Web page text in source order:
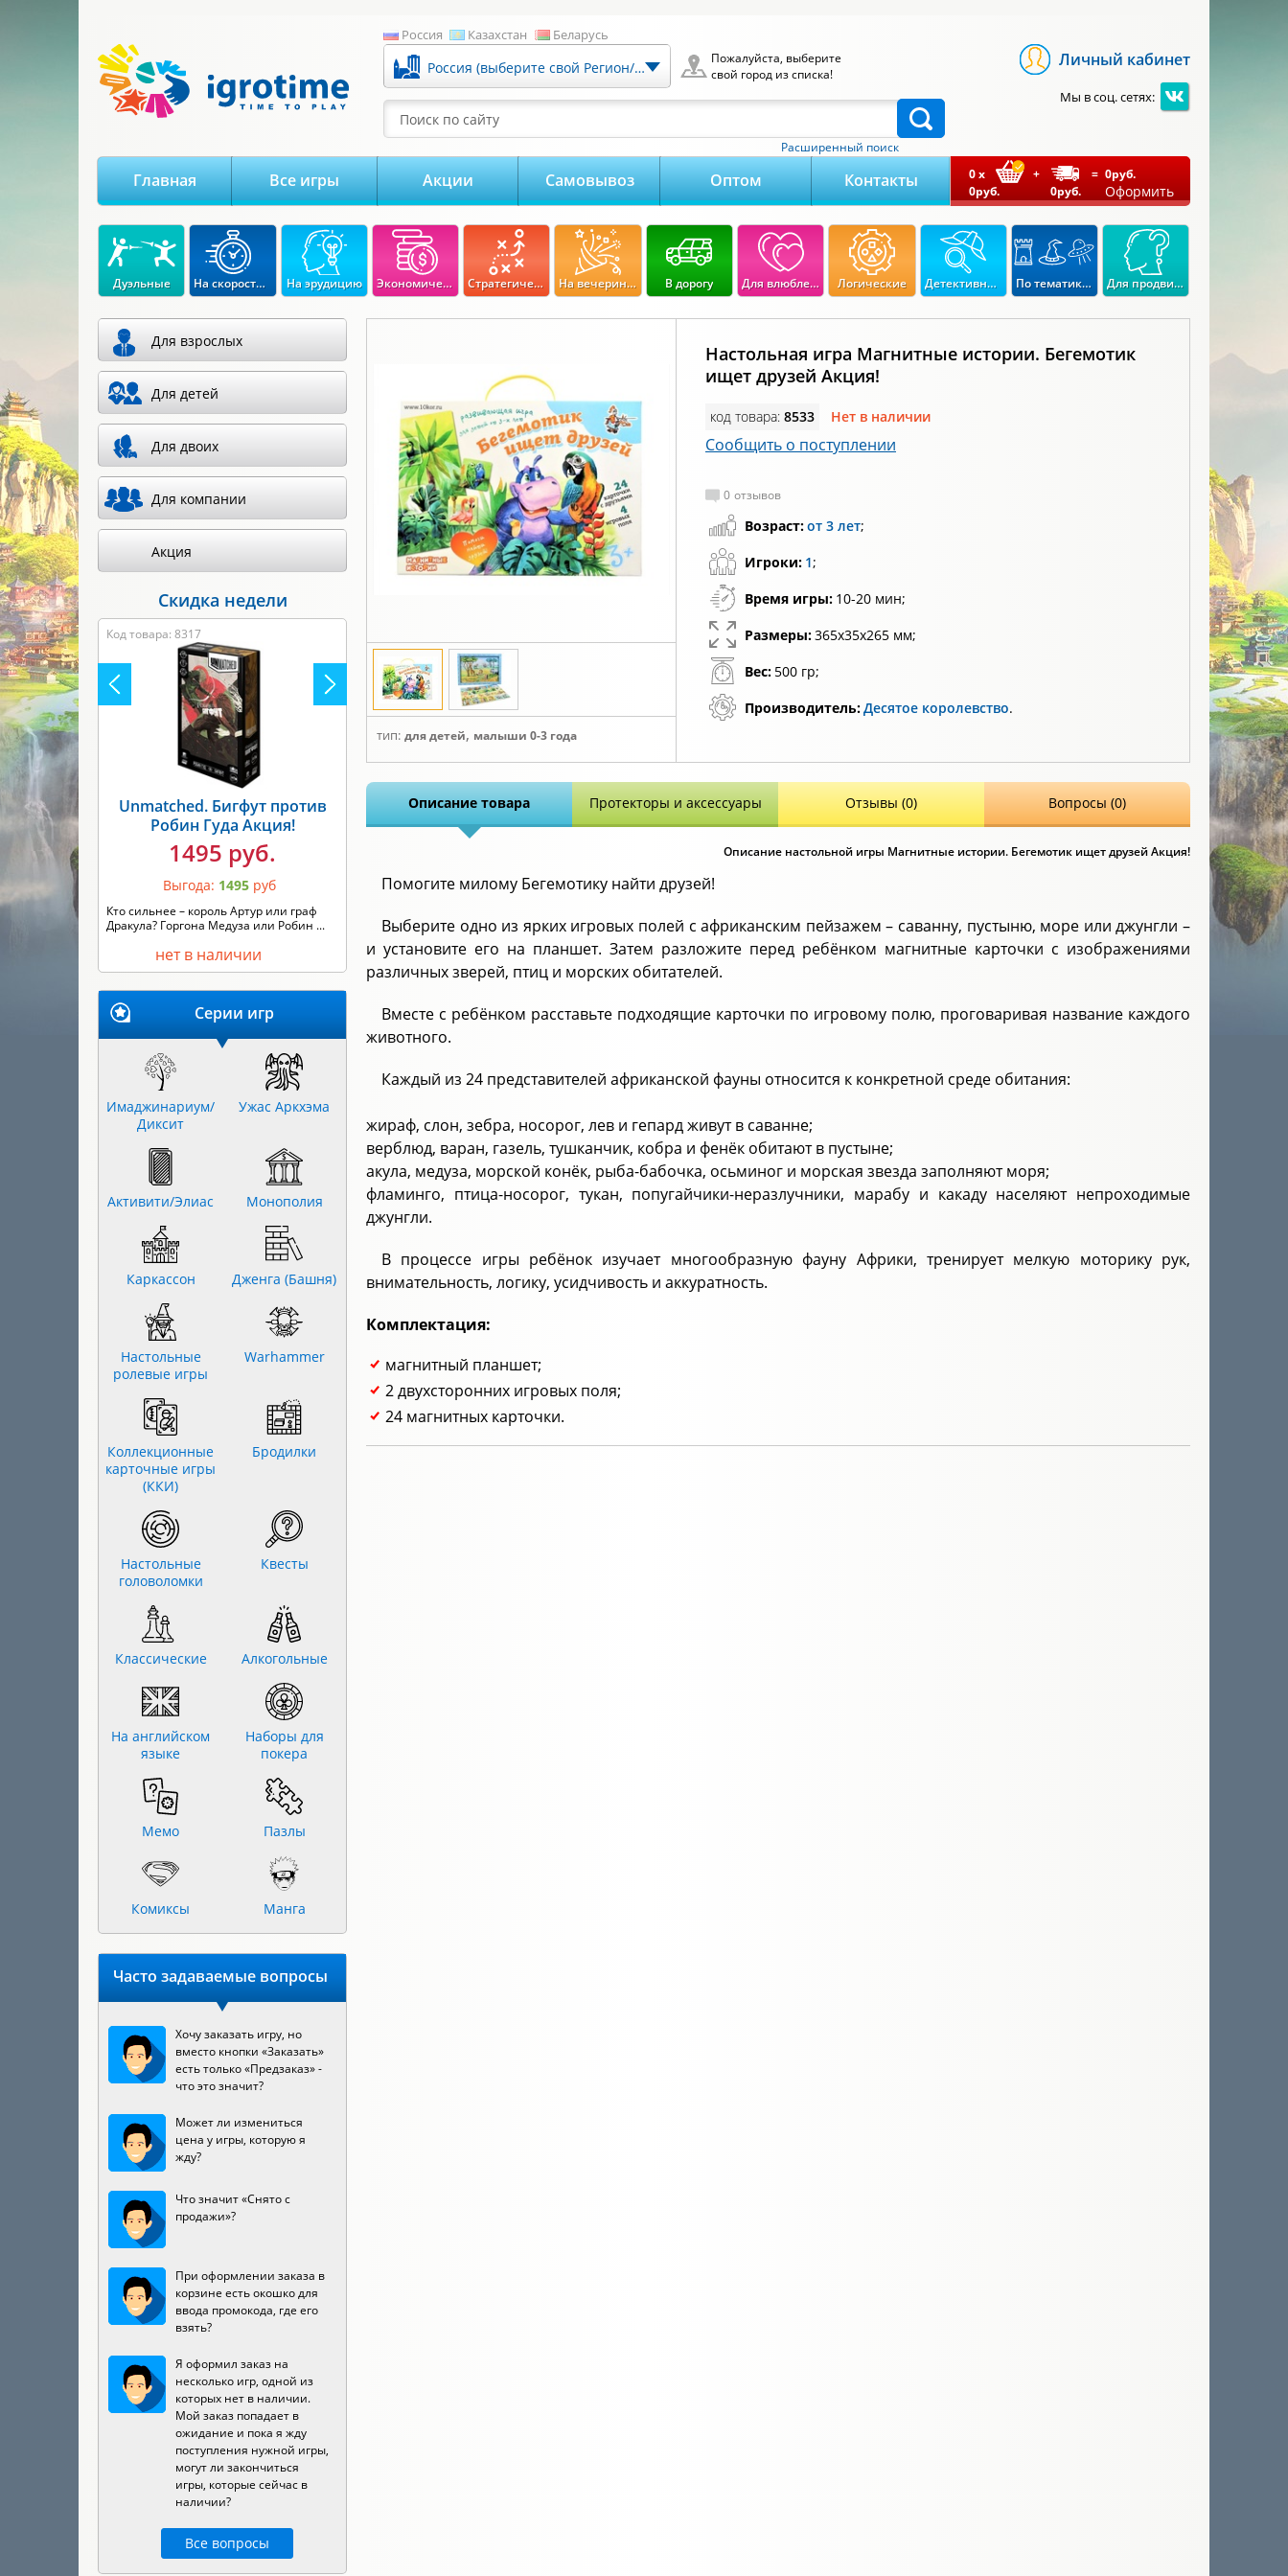
Россия Казахстан Беларусь
Россия (выберите свой Регион/Город)
Пожалуйста, выберите
свой город из списка!
Поиск по сайту
Расширенный поиск
Личный кабинет
Мы в соц. сетях:
Главная Все игры Акции Самовывоз Оптом Контакты 0x
0руб.
+
0руб.
= 0руб.
Оформить
Дуэльные На скорость реакции На эрудицию Экономические Стратегические На вечеринку В дорогу Для влюбленных Логические Детективные По тематикам Для продвинутых
тип: для детей, малыши 0-3 года
Настольная игра Магнитные истории. Бегемотик
ищет друзей Акция!
код товара: 8533 Нет в наличии
Сообщить о поступлении
0 отзывов
Возраст:от 3 лет;
Игроки: 1;
Время игры: 10-20 мин;
Размеры:365x35x265 мм;
Вес: 500 гр;
Производитель:Десятое королевство.
Описание товара Протекторы и аксессуары Отзывы (0) Вопросы (0)
Описание настольной игры Магнитные истории. Бегемотик ищет друзей Акция!
Помогите милому Бегемотику найти друзей!
Выберите одно из ярких игровых полей с африканским пейзажем – саванну, пустыню, море или джунгли –
и установите его на планшет. Затем разложите перед ребёнком магнитные карточки с изображениями
различных зверей, птиц и морских обитателей.
Вместе с ребёнком расставьте подходящие карточки по игровому полю, проговаривая название каждого
животного.
Каждый из 24 представителей африканской фауны относится к конкретной среде обитания:
жираф, слон, зебра, носорог, лев и гепард живут в саванне;
верблюд, варан, газель, тушканчик, кобра и фенёк обитают в пустыне;
акула, медуза, морской конёк, рыба-бабочка, осьминог и морская звезда заполняют моря;
фламинго, птица-носорог, тукан, попугайчики-неразлучники, марабу и какаду населяют непроходимые
джунгли.
В процессе игры ребёнок изучает многообразную фауну Африки, тренирует мелкую моторику рук,
внимательность, логику, усидчивость и аккуратность.
Комплектация:
магнитный планшет;
2 двухсторонних игровых поля;
24 магнитных карточки.
Для взрослых
Для детей
Для двоих
Для компании
Акция
Скидка недели
Код товара: 8317
Unmatched. Бигфут против
Робин Гуда Акция!
1495 руб.
Выгода: 1495 руб
Кто сильнее – король Артур или граф
Дракула? Горгона Медуза или Робин ...
нет в наличии
Серии игр
Имаджинариум/
Диксит
Ужас Аркхэма
Активити/Элиас Монополия
Каркассон Дженга (Башня)
Настольные
ролевые игры
Warhammer
Коллекционные
карточные игры
(ККИ)
Бродилки
Настольные
головоломки
Квесты
Классические Алкогольные
На английском
языке
Наборы для
покера
Мемо Пазлы
Комиксы Манга
Часто задаваемые вопросы
Хочу заказать игру, но
вместо кнопки «Заказать»
есть только «Предзаказ» -
что это значит?
Может ли измениться
цена у игры, которую я
жду?
Что значит «Снято с
продажи»?
При оформлении заказа в
корзине есть окошко для
ввода промокода, где его
взять?
Я оформил заказ на
несколько игр, одной из
которых нет в наличии.
Мой заказ попадает в
ожидание и пока я жду
поступления нужной игры,
могут ли закончиться
игры, которые сейчас в
наличии?
Все вопросы